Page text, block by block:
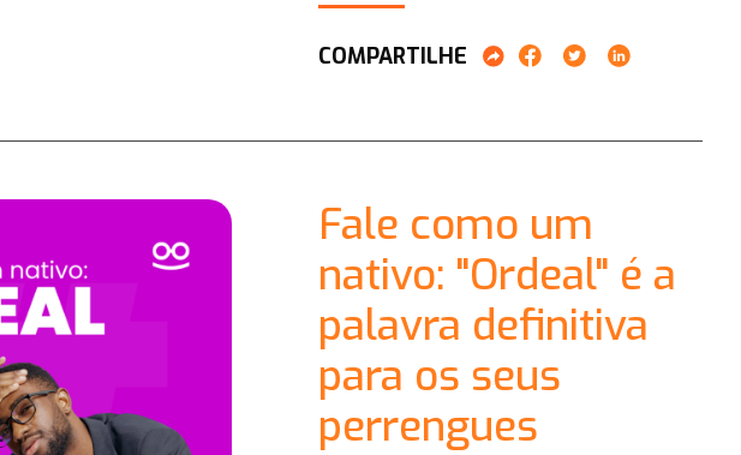
COMPARTILHE
Fale como um
nativo: "Ordeal" é a
palavra definitiva
para os seus
perrengues